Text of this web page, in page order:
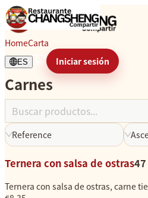
Carnes
HomeCarta
ES Iniciar sesión
C
g
a
n
d
o
Carnes
Reference
Ternera con salsa de ostras47
Ternera con salsa de ostras, carne